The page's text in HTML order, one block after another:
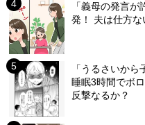
「義母の発言
発！ 夫は仕方な
「うるさいか
睡眠3時間でボ
反撃なるか？